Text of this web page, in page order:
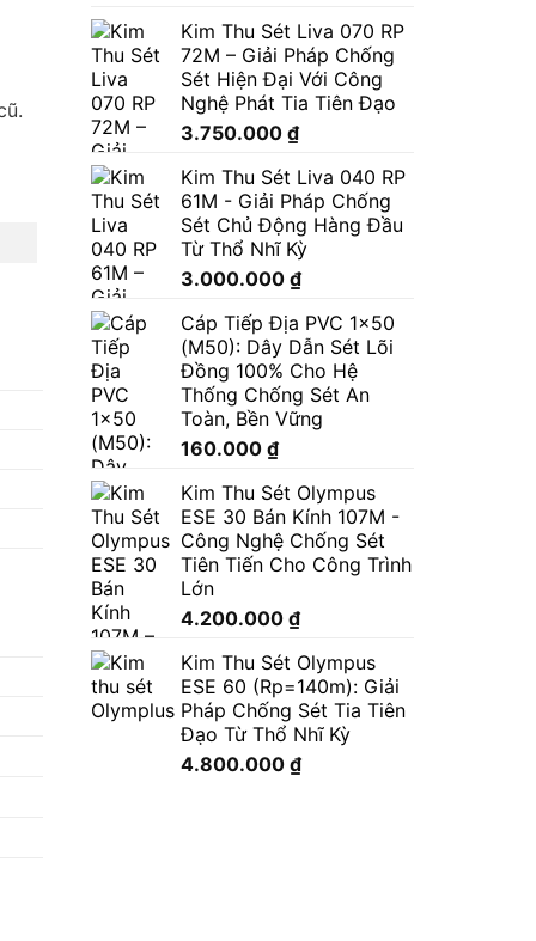
Kim Thu Sét Liva 070 RP
72M – Giải Pháp Chống
Sét Hiện Đại Với Công
Nghệ Phát Tia Tiên Đạo
3.750.000 ₫
Kim Thu Sét Liva 040 RP
61M - Giải Pháp Chống
Sét Chủ Động Hàng Đầu
Từ Thổ Nhĩ Kỳ
3.000.000 ₫
Cáp Tiếp Địa PVC 1x50
(M50): Dây Dẫn Sét Lõi
Đồng 100% Cho Hệ
Thống Chống Sét An
Toàn, Bền Vững
160.000 ₫
Kim Thu Sét Olympus
ESE 30 Bán Kính 107M -
Công Nghệ Chống Sét
Tiên Tiến Cho Công Trình
Lớn
4.200.000 ₫
Kim Thu Sét Olympus
ESE 60 (Rp=140m): Giải
Pháp Chống Sét Tia Tiên
Đạo Từ Thổ Nhĩ Kỳ
4.800.000 ₫